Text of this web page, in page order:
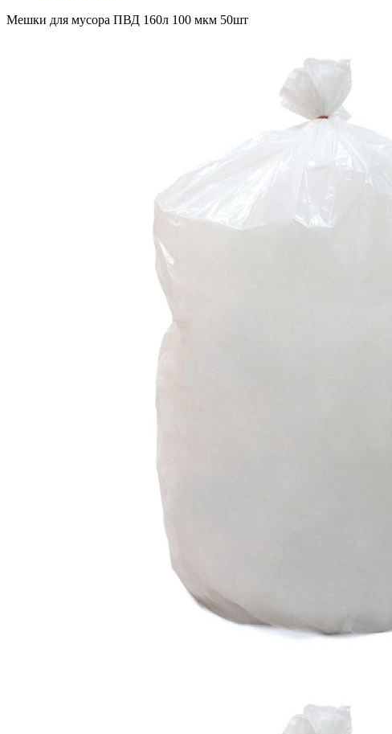
Мешки для мусора ПВД 160л 100 мкм 50шт